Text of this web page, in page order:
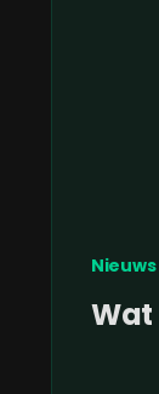
Nieuws